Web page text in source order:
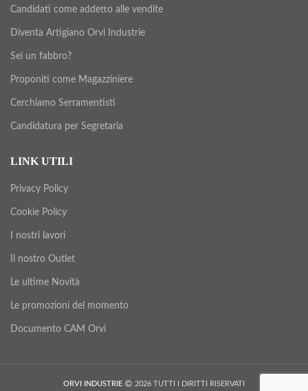
Candidati come addetto alle vendite
Diventa Artigiano Orvi Industrie
Sei un fabbro?
Proponiti come Magazziniere
Cerchiamo Serramentisti
Candidatura per Segretaria
LINK UTILI
Privacy Policy
Cookie Policy
I nostri lavori
Il nostro Outlet
Le ultime Novità
Le promozioni del momento
Documento CAM Orvi
ORVI INDUSTRIE 2026 TUTTI I DIRITTI RISERVATI